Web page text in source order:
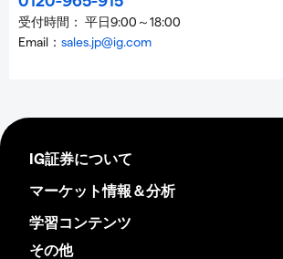
受付時間： 平日9:00～18:00
Email： sales.jp@ig.com
IG証券について
マーケット情報＆分析
学習コンテンツ
その他